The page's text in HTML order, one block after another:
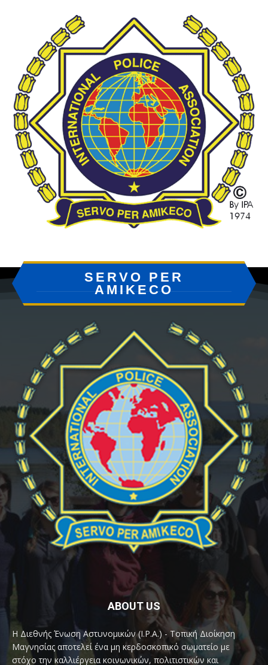
SERVO PER
AMIKECO
ABOUT US
Η Διεθνής Ένωση Αστυνομικών (I.P.A.) - Τοπική Διοίκηση
Μαγνησίας αποτελεί ένα μη κερδοσκοπικό σωματείο με
στόχο την καλλιέργεια κοινωνικών, πολιτιστικών και